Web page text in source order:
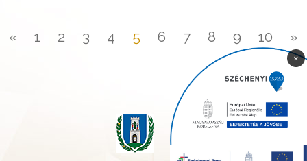
« 1 2 3 4 5 6 7 8 9 10 »
×